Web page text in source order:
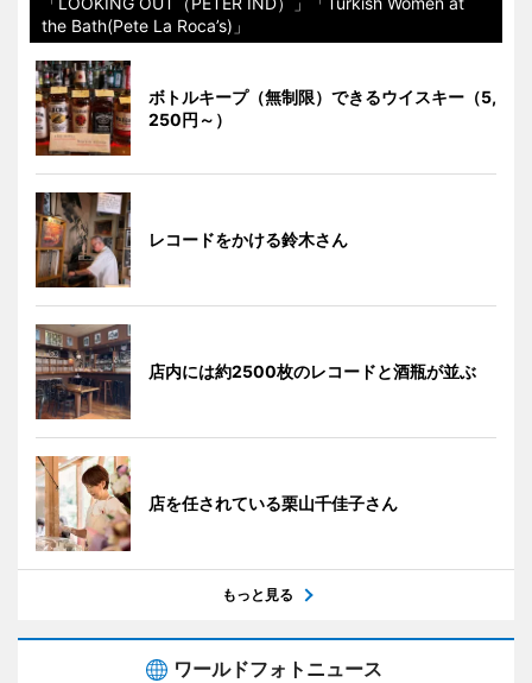
the Bath(Pete La Roca’s)」
ボトルキープ（無制限）できるウイスキー（5,
250円～）
レコードをかける鈴木さん
店内には約2500枚のレコードと酒瓶が並ぶ
店を任されている栗山千佳子さん
もっと見る
ワールドフォトニュース